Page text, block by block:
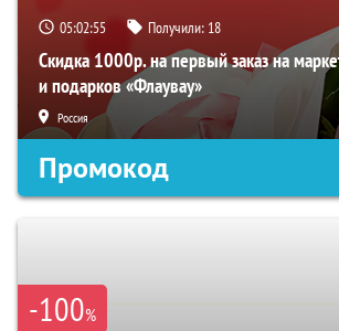
05:02:54 Получили: 18
Скидка 1000р. на первый заказ на
и подарков «Флаувау»
Россия
Промокод
-100%